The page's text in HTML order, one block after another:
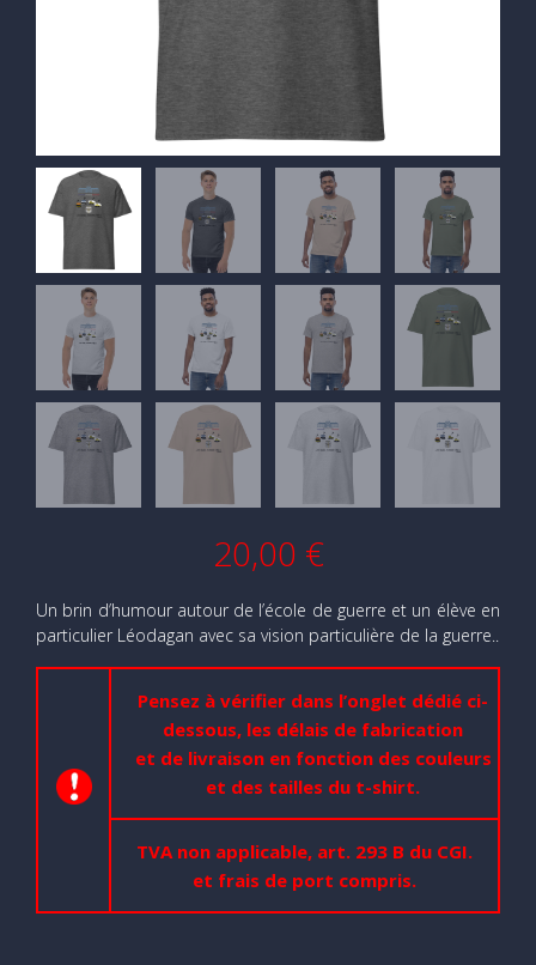
20,00 €
Un brin d’humour autour de l’école de guerre et un élève en
particulier Léodagan avec sa vision particulière de la guerre..
Pensez à vérifier dans l’onglet dédié ci-
dessous, les délais de fabrication
et de livraison en fonction des couleurs
et des tailles du t-shirt.
TVA non applicable, art. 293 B du CGI.
et frais de port compris.